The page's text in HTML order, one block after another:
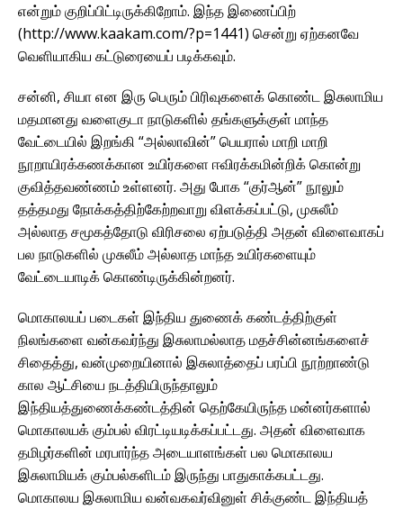
என்றும் குறிப்பிட்டிருக்கிறோம். இந்த இணைப்பிற்
(http://www.kaakam.com/?p=1441) சென்று ஏற்கனவே
வெளியாகிய கட்டுரையைப் படிக்கவும்.
சன்னி, சியா என இரு பெரும் பிரிவுகளைக் கொண்ட இசுலாமிய
மதமானது வளைகுடா நாடுகளில் தங்களுக்குள் மாந்த
வேட்டையில் இறங்கி “அல்லாவின்” பெயரால் மாறி மாறி
நூறாயிரக்கணக்கான உயிர்களை ஈவிரக்கமின்றிக் கொன்று
குவித்தவண்ணம் உள்ளனர். அது போக “குர்ஆன்” நூலும்
தத்தமது நோக்கத்திற்கேற்றவாறு விளக்கப்பட்டு, முசுலீம்
அல்லாத சமூகத்தோடு விரிசலை ஏற்படுத்தி அதன் விளைவாகப்
பல நாடுகளில் முசுலீம் அல்லாத மாந்த உயிர்களையும்
வேட்டையாடிக் கொண்டிருக்கின்றனர்.
மொகாலயப் படைகள் இந்திய துணைக் கண்டத்திற்குள்
நிலங்களை வன்கவர்ந்து இசுலாமல்லாத மதச்சின்னங்களைச்
சிதைத்து, வன்முறையினால் இசுலாத்தைப் பரப்பி நூற்றாண்டு
கால ஆட்சியை நடத்தியிருந்தாலும்
இந்தியத்துணைக்கண்டத்தின் தெற்கேயிருந்த மன்னர்களால்
மொகாலயக் கும்பல் விரட்டியடிக்கப்பட்டது. அதன் விளைவாக
தமிழர்களின் மரபார்ந்த அடையாளங்கள் பல மொகாலய
இசுலாமியக் கும்பல்களிடம் இருந்து பாதுகாக்கபட்டது.
மொகாலய இசுலாமிய வன்வகவர்வினுள் சிக்குண்ட இந்தியத்